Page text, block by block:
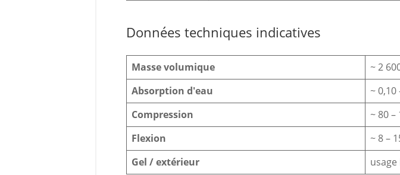
Données techniques indicatives
Masse volumique
~ 2
Absorption d'eau
~ 0,10
Compression
~ 80 –
Flexion
~ 8 –
Gel / extérieur